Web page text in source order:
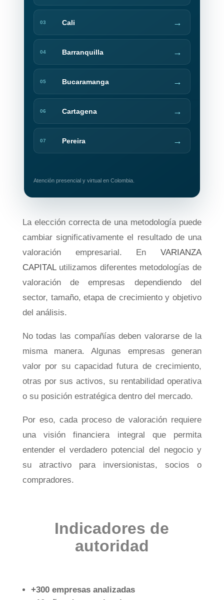
03 Cali →
04 Barranquilla →
05 Bucaramanga →
06 Cartagena →
07 Pereira →
Atención presencial y virtual en Colombia.
La elección correcta de una metodología puede
cambiar significativamente el resultado de una
valoración empresarial. EnVARIANZA
CAPITAL utilizamos diferentes metodologías de
valoración de empresas dependiendo del
sector, tamaño, etapa de crecimiento y objetivo
del análisis.
No todas las compañías deben valorarse de la
misma manera. Algunas empresas generan
valor por su capacidad futura de crecimiento,
otras por sus activos, su rentabilidad operativa
o su posición estratégica dentro del mercado.
Por eso, cada proceso de valoración requiere
una visión financiera integral que permita
entender el verdadero potencial del negocio y
su atractivo para inversionistas, socios o
compradores.
Indicadores de
autoridad
+300 empresas analizadas